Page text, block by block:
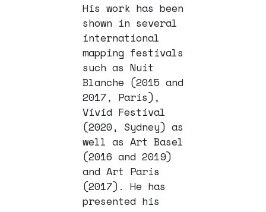
His work has been
shown in several
international
mapping festivals
such as Nuit
Blanche (2015 and
2017, Paris),
Vivid Festival
(2020, Sydney) as
well as Art Basel
(2016 and 2019)
and Art Paris
(2017). He has
presented his